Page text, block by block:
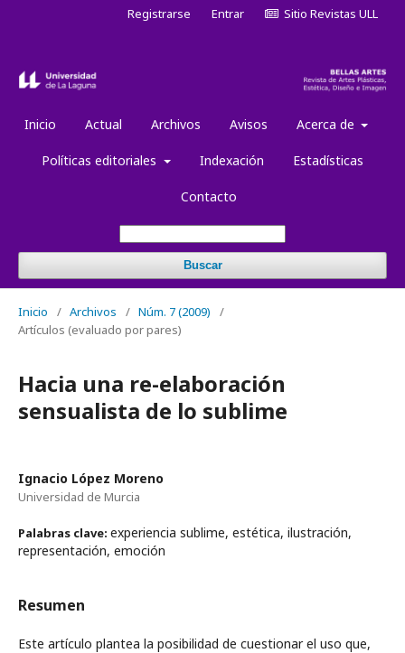
Inicio Actual Archivos Avisos Acerca de
Políticas editoriales Indexación Estadísticas
Contacto
Buscar
Registrarse Entrar Sitio Revistas ULL
Inicio / Archivos / Núm. 7 (2009)
/
Artículos (evaluado por pares)
Hacia una re-elaboración
sensualista de lo sublime
Ignacio López Moreno
Universidad de Murcia
Palabras clave: experiencia sublime, estética, ilustración,
representación, emoción
Resumen
Este artículo plantea la posibilidad de cuestionar el uso que,